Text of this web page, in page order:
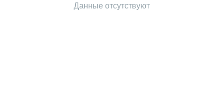
Данные отсутствуют